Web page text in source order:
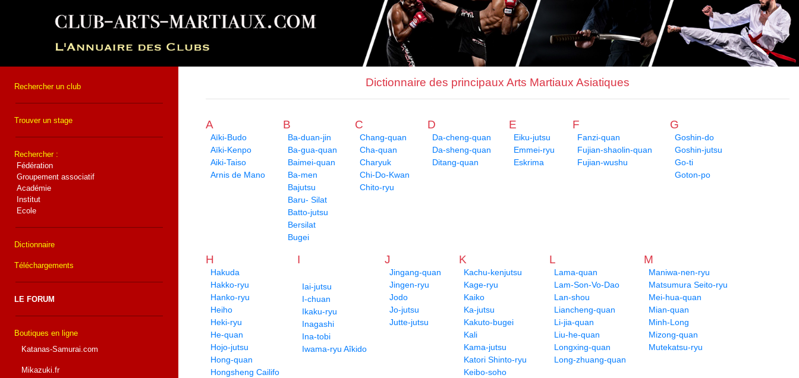
Rechercher un club
Trouver un stage
Rechercher :
Fédération
Groupement associatif
Académie
Institut
Ecole
Dictionnaire
Téléchargements
LE FORUM
Boutiques en ligne
Katanas-Samurai.com
Mikazuki.fr
Dictionnaire des principaux Arts Martiaux Asiatiques
A
Aïki-Budo
Aïki-Kenpo
Aiki-Taiso
Arnis de Mano
B
Ba-duan-jin
Ba-gua-quan
Baimei-quan
Ba-men
Bajutsu
Baru- Silat
Batto-jutsu
Bersilat
Bugei
C
Chang-quan
Cha-quan
Charyuk
Chi-Do-Kwan
Chito-ryu
D
Da-cheng-quan
Da-sheng-quan
Ditang-quan
E
Eiku-jutsu
Emmei-ryu
Eskrima
F
Fanzi-quan
Fujian-shaolin-quan
Fujian-wushu
G
Goshin-do
Goshin-jutsu
Go-ti
Goton-po
H
Hakuda
Hakko-ryu
Hanko-ryu
Heiho
Heki-ryu
He-quan
Hojo-jutsu
Hong-quan
Hongsheng Cailifo
I
Iai-jutsu
I-chuan
Ikaku-ryu
Inagashi
Ina-tobi
Iwama-ryu Aîkido
J
Jingang-quan
Jingen-ryu
Jodo
Jo-jutsu
Jutte-jutsu
K
Kachu-kenjutsu
Kage-ryu
Kaiko
Ka-jutsu
Kakuto-bugei
Kali
Kama-jutsu
Katori Shinto-ryu
Keibo-soho
L
Lama-quan
Lam-Son-Vo-Dao
Lan-shou
Liancheng-quan
Li-jia-quan
Liu-he-quan
Longxing-quan
Long-zhuang-quan
M
Maniwa-nen-ryu
Matsumura Seito-ryu
Mei-hua-quan
Mian-quan
Minh-Long
Mizong-quan
Mutekatsu-ryu